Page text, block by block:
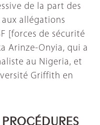
de la part des
allégations
[forces de sécurité
Arinze-Onyia, qui a
au Nigeria, et
Griffith en